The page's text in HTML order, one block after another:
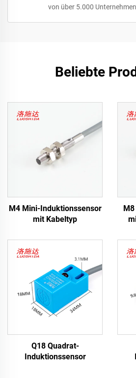
von über 5.000
Beliebte
M4 Mini-Induktionssensor
mit Kabeltyp
Q18 Quadrat-
Induktionssensor